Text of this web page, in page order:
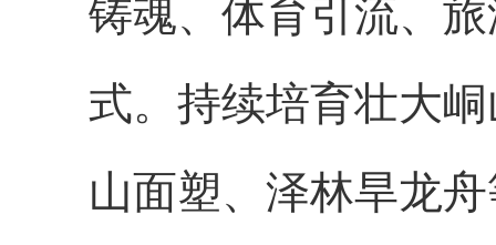
铸魂、体育引流、
式。持续培育壮大
山面塑、泽林旱龙